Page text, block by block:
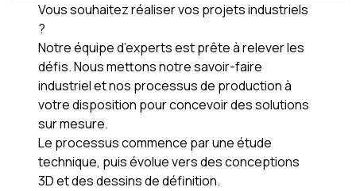
Vous souhaitez réaliser vos projets industriels
?
Notre équipe d’experts est prête à relever les
défis. Nous mettons notre savoir-faire
industriel et nos processus de production à
votre disposition pour concevoir des solutions
sur mesure.
Le processus commence par une étude
technique, puis évolue vers des conceptions
3D et des dessins de définition.